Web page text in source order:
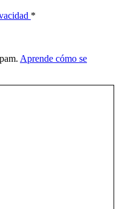
*
Aprende cómo se